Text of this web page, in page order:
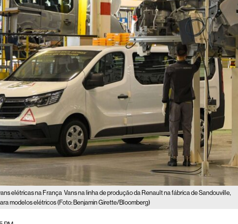
elétricas na França Vans na linha de produção da Renault na fábrica de Sandouville,
modelos elétricos (Foto: Benjamin Girette/Bloomberg)